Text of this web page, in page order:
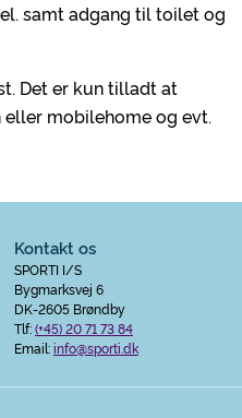
samt adgang til toilet og
Det er kun tilladt at
mobilehome og evt.
Kontakt os
SPORTI I/S
Bygmarksvej 6
DK-2605 Brøndby
Tlf:(+45) 20 71 73 84
Email:info@sporti.dk